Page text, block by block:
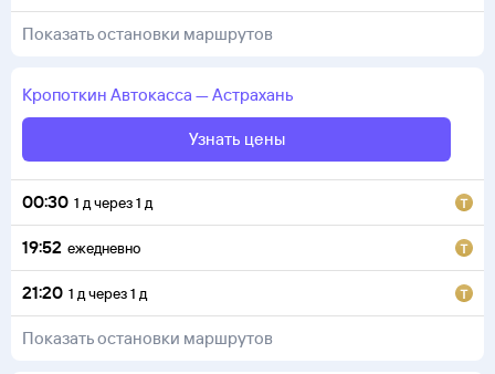
Показать остановки маршрутов
Кропоткин Автокасса —Астрахань
Узнать цены
00:30 1 дчерез1 д
19:52 ежедневно
21:20 1 дчерез1 д
Показать остановки маршрутов